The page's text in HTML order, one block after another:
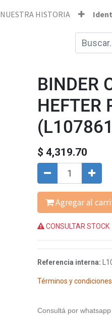
NUESTRA HISTORIA
BINDER
HEFTER
$ 4,319.70
Agregar al
CONSULTAR STOCK
Referencia interna:
Términos y condiciones
Consultá por